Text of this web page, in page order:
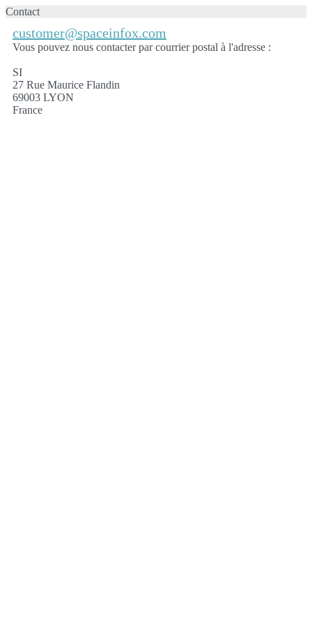
Contact
customer@spaceinfox.com
Vous pouvez nous contacter par courrier postal à l'adresse :
SI
27 Rue Maurice Flandin
69003 LYON
France